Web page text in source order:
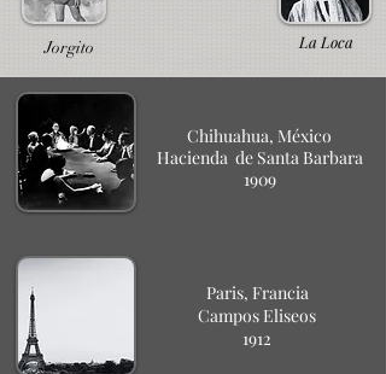
Jorgito La Loca
Chihuahua, México
Hacienda de Santa Barbara
1909
Paris, Francia
Campos Eliseos
1912